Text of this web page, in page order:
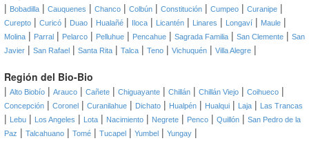
| Bobadilla | Cauquenes | Chanco | Colbún | Constitución | Cumpeo | Curanipe |
Curepto | Curicó | Duao | Hualañé | Iloca | Licantén | Linares | Longaví | Maule |
Molina | Parral | Pelarco | Pelluhue | Pencahue | Sagrada Familia | San Clemente | San
Javier | San Rafael | Santa Rita | Talca | Teno | Vichuquén | Villa Alegre |
Región del Bio-Bio
| Alto Biobío | Arauco | Cañete | Chiguayante | Chillán | Chillán Viejo | Coihueco |
Concepción | Coronel | Curanilahue | Dichato | Hualpén | Hualqui | Laja | Las Trancas
| Lebu | Los Angeles | Lota | Nacimiento | Negrete | Penco | Quillón | San Pedro de la
Paz | Talcahuano | Tomé | Tucapel | Yumbel | Yungay |